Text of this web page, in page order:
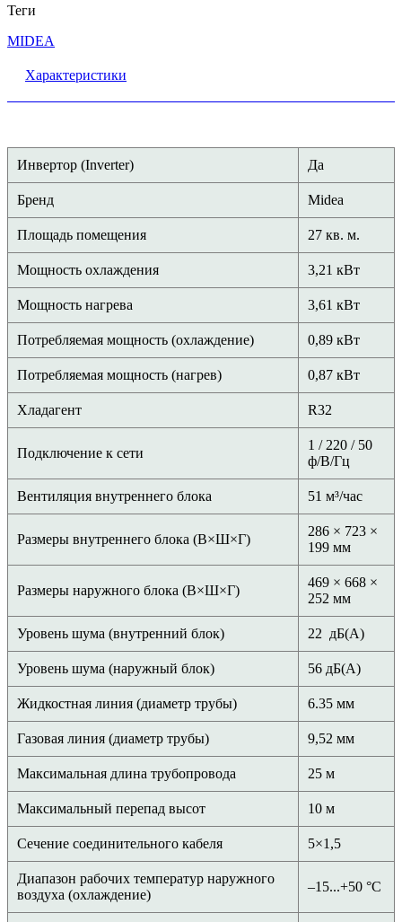
Теги
MIDEA
Характеристики
Инвертор (Inverter) Да
Бренд Midea
Площадь помещения 27 кв. м.
Мощность охлаждения 3,21 кВт
Мощность нагрева 3,61 кВт
Потребляемая мощность (охлаждение) 0,89 кВт
Потребляемая мощность (нагрев) 0,87 кВт
Хладагент R32
Подключение к сети
1 / 220 / 50
ф/В/Гц
Вентиляция внутреннего блока 51 м³/час
Размеры внутреннего блока (В×Ш×Г)
286 × 723 ×
199 мм
Размеры наружного блока (В×Ш×Г)
469 × 668 ×
252 мм
Уровень шума (внутренний блок) 22 дБ(А)
Уровень шума (наружный блок) 56 дБ(А)
Жидкостная линия (диаметр трубы) 6.35 мм
Газовая линия (диаметр трубы) 9,52 мм
Максимальная длина трубопровода 25 м
Максимальный перепад высот 10 м
Сечение соединительного кабеля 5×1,5
Диапазон рабочих температур наружного
воздуха (охлаждение)
–15...+50 °С